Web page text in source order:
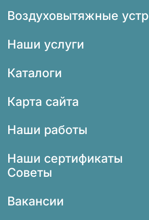
Воздуховытяжные
Наши услуги
Каталоги
Карта сайта
Наши работы
Наши сертификаты
Советы
Вакансии